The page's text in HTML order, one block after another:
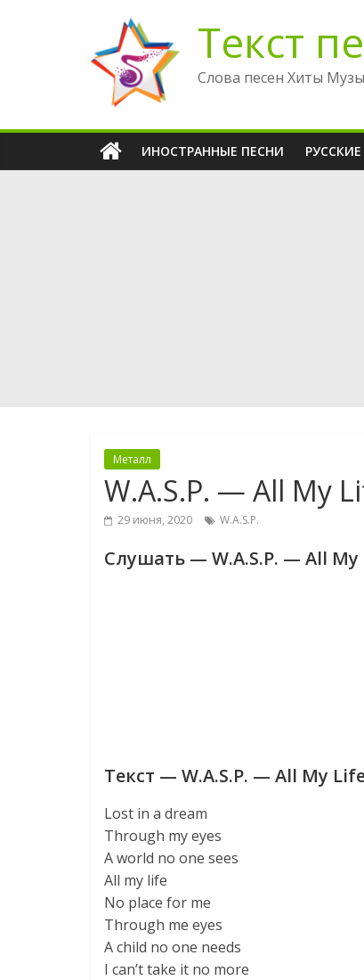
содержимому
Текст
Слова песен Хиты
ИНОСТРАННЫЕ ПЕСНИ
Металл
W.A.S.P. — All My
29 июня, 2020 W.A.S.P.
Слушать — W.A.S.P. — All My
Текст — W.A.S.P. — All My
Lost in a dream
Through my eyes
A world no one sees
All my life
No place for me
Through me eyes
A child no one needs
I can’t take it no more